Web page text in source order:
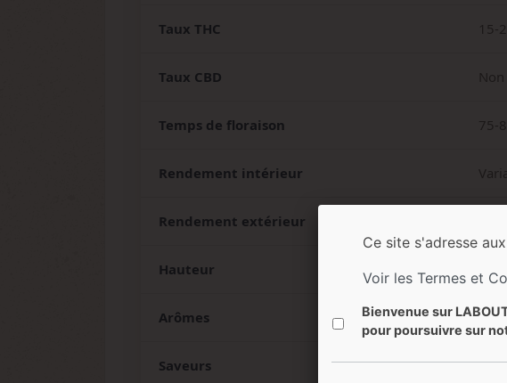
Taux THC 15-
Taux CBD
Temps de floraison 75-
Rendement intérieur
Rendement extérieur
Hauteur
Arômes
Saveurs
Ce site s'adresse
Voir les Termes et
Bienvenue sur
pour poursuivre sur